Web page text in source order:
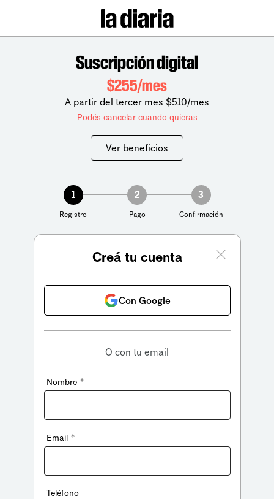
Suscripción digital
$255/mes
A partir del tercer mes $510/mes
Podés cancelar cuando quieras
Ver beneficios
1
Registro
2
Pago
3
Confirmación
Creá tu cuenta
Con Google
O con tu email
Nombre *
Email *
Teléfono